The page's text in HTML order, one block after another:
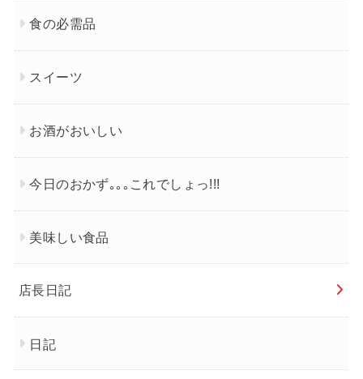
食の必需品
スイーツ
お酒がおいしい
今日のおかず｡｡｡これでしょっ!!!
美味しい食品
店長日記
日記